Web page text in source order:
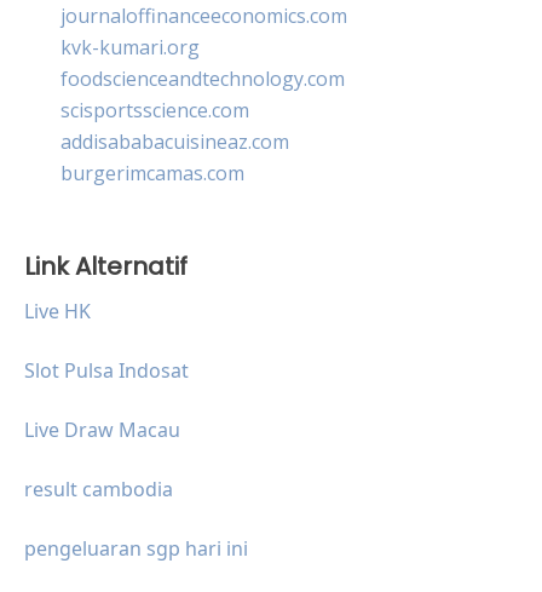
journaloffinanceeconomics.com
kvk-kumari.org
foodscienceandtechnology.com
scisportsscience.com
addisababacuisineaz.com
burgerimcamas.com
Link Alternatif
Live HK
Slot Pulsa Indosat
Live Draw Macau
result cambodia
pengeluaran sgp hari ini